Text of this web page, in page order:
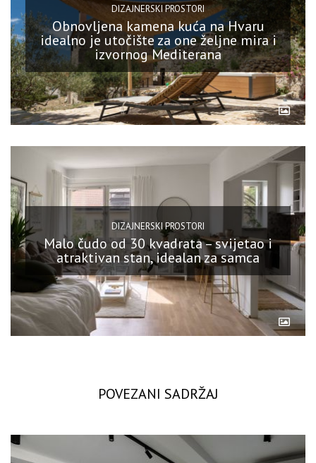
DIZAJNERSKI PROSTORI
Obnovljena kamena kuća na Hvaru
idealno je utočište za one željne mira i
izvornog Mediterana
DIZAJNERSKI PROSTORI
Malo čudo od 30 kvadrata – svijetao i
atraktivan stan, idealan za samca
POVEZANI SADRŽAJ